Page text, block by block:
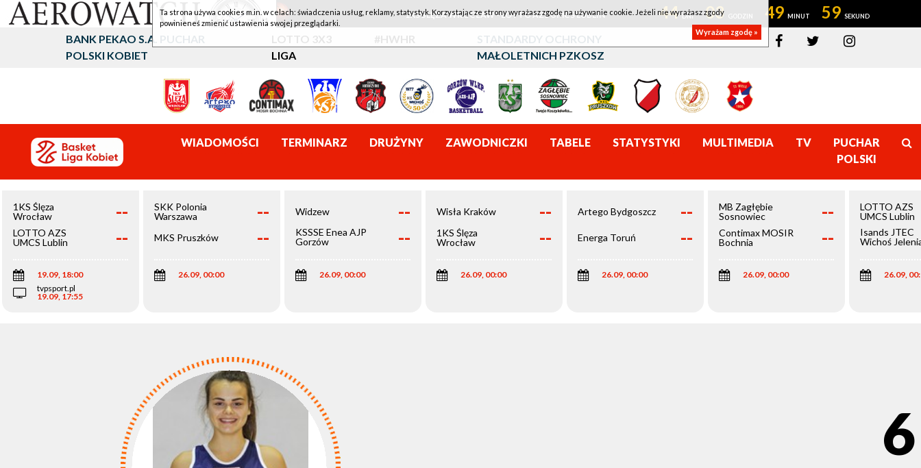
1KS ŚLĘZA WROCŁAW - LOTTO AZS UMCS LUBLIN 44 03 49 58
BANK PEKAO S.A. PUCHAR
POLSKI KOBIET
LOTTO 3X3
LIGA
#HWHR
STANDARDY OCHRONY
MAŁOLETNICH PZKOSZ
WIADOMOŚCI TERMINARZ DRUŻYNY ZAWODNICZKI TABELE STATYSTYKI MULTIMEDIA TV
PUCHAR
POLSKI
1KS Ślęza
Wrocław
--
LOTTO AZS
UMCS Lublin
--
19.09, 18:00
tvpsport.pl
19.09, 17:55
SKK Polonia
Warszawa
--
MKS Pruszków --
26.09, 00:00
Widzew --
KSSSE Enea AJP
Gorzów
--
26.09, 00:00
Wisła Kraków --
1KS Ślęza
Wrocław
--
26.09, 00:00
Artego Bydgoszcz --
Energa Toruń --
26.09, 00:00
MB Zagłębie
Sosnowiec
--
Contimax MOSIR
Bochnia
--
26.09, 00:00
LOTTO AZS
UMCS Lublin
Isands JTEC
Wichoś
26.09,
6
Ta strona używa cookies m.in. w celach: świadczenia usług, reklamy, statystyk. Korzystając ze strony wyrażasz zgodę na używanie cookie. Jeżeli nie wyrażasz zgody
powinieneś zmienić ustawienia swojej przeglądarki.
Wyrażam zgodę »